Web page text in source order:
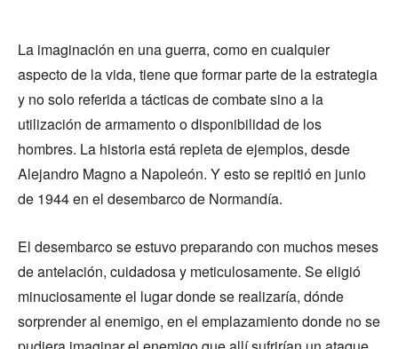
La imaginación en una guerra, como en cualquier
aspecto de la vida, tiene que formar parte de la estrategia
y no solo referida a tácticas de combate sino a la
utilización de armamento o disponibilidad de los
hombres. La historia está repleta de ejemplos, desde
Alejandro Magno a Napoleón. Y esto se repitió en junio
de 1944 en el desembarco de Normandía.
El desembarco se estuvo preparando con muchos meses
de antelación, cuidadosa y meticulosamente. Se eligió
minuciosamente el lugar donde se realizaría, dónde
sorprender al enemigo, en el emplazamiento donde no se